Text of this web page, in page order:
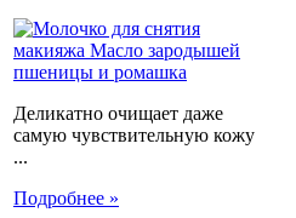
Деликатно очищает даже
самую чувствительную кожу
...
Подробнее »